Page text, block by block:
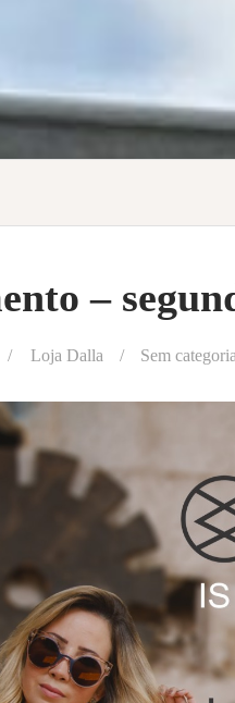
–
Loja Dalla Sem categoria